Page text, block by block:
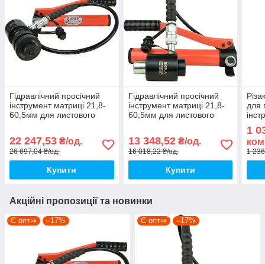
Гідравлічний просічний
інструмент матриці 21,8-
60,5мм для листового
22 247,53 ₴/од.
26 697,04 ₴/од.
Купити
Гідравлічний просічний
інструмент матриці 21,8-
60,5мм для листового
13 348,52₴/од.
16 018,22 ₴/од.
Купити
для
1
1
Акційні пропозиції та новинки
Є опт⇒ –17% Є опт⇒ –17%